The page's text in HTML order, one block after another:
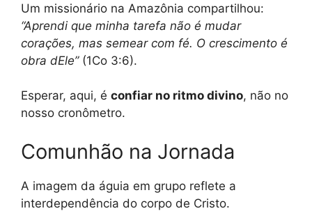
Um missionário na Amazônia compartilhou:
“Aprendi que minha tarefa não é mudar
corações, mas semear com fé. O crescimento é
obra dEle”(1Co 3:6).
Esperar, aqui, é confiar no ritmo divino, não no
nosso cronômetro.
Comunhão na Jornada
A imagem da águia em grupo reflete a
interdependência do corpo de Cristo.